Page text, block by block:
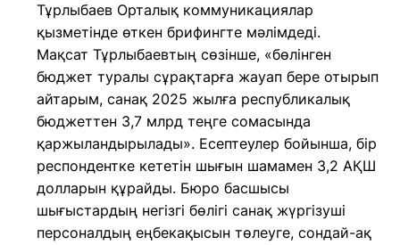
Тұрлыбаев Орталық коммуникациялар
қызметінде өткен брифингте мәлімдеді.
Мақсат Тұрлыбаевтың сөзінше, «бөлінген
бюджет туралы сұрақтарға жауап бере отырып
айтарым, санақ 2025 жылға республикалық
бюджеттен 3,7 млрд теңге сомасында
қаржыландырылады». Есептеулер бойынша, бір
респондентке кететін шығын шамамен 3,2 АҚШ
долларын құрайды. Бюро басшысы
шығыстардың негізгі бөлігі санақ жүргізуші
персоналдың еңбекақысын төлеуге, сондай-ақ